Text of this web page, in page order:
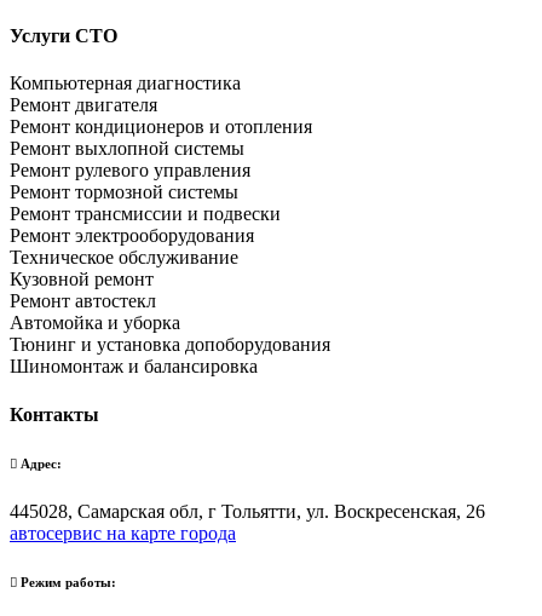
Услуги СТО
Компьютерная диагностика
Ремонт двигателя
Ремонт кондиционеров и отопления
Ремонт выхлопной системы
Ремонт рулевого управления
Ремонт тормозной системы
Ремонт трансмиссии и подвески
Ремонт электрооборудования
Техническое обслуживание
Кузовной ремонт
Ремонт автостекл
Автомойка и уборка
Тюнинг и установка допоборудования
Шиномонтаж и балансировка
Контакты
Адрес:
445028, Самарская обл, г Тольятти, ул. Воскресенская, 26
автосервис на карте города
Режим работы: